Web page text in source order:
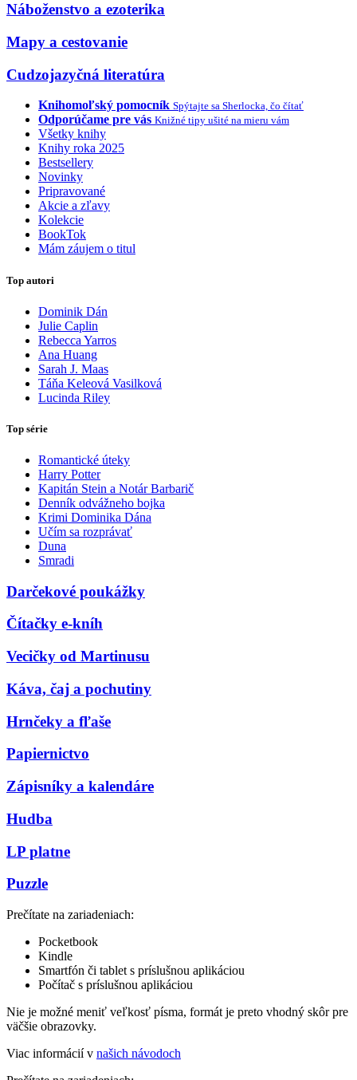
Náboženstvo a ezoterika
Mapy a cestovanie
Cudzojazyčná literatúra
Knihomoľský pomocník Spýtajte sa Sherlocka, čo čítať
Odporúčame pre vás Knižné tipy ušité na mieru vám
Všetky knihy
Knihy roka 2025
Bestsellery
Novinky
Pripravované
Akcie a zľavy
Kolekcie
BookTok
Mám záujem o titul
Top autori
Dominik Dán
Julie Caplin
Rebecca Yarros
Ana Huang
Sarah J. Maas
Táňa Keleová Vasilková
Lucinda Riley
Top série
Romantické úteky
Harry Potter
Kapitán Stein a Notár Barbarič
Denník odvážneho bojka
Krimi Dominika Dána
Učím sa rozprávať
Duna
Smradi
Darčekové poukážky
Čítačky e-kníh
Vecičky od Martinusu
Káva, čaj a pochutiny
Hrnčeky a fľaše
Papiernictvo
Zápisníky a kalendáre
Hudba
LP platne
Puzzle
Prečítate na zariadeniach:
Pocketbook
Kindle
Smartfón či tablet s príslušnou aplikáciou
Počítač s príslušnou aplikáciou
Nie je možné meniť veľkosť písma, formát je preto vhodný skôr pre
väčšie obrazovky.
Viac informácií v našich návodoch